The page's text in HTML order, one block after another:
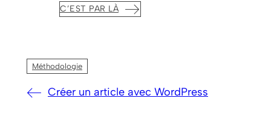
C’EST PAR LÀ
Méthodologie
Créer un article avec WordPress